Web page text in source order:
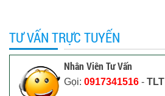
TƯ VẤN TRỰC TUYẾN
Nhân Viên Tư Vấn
Gọi:0917341516 -TLT